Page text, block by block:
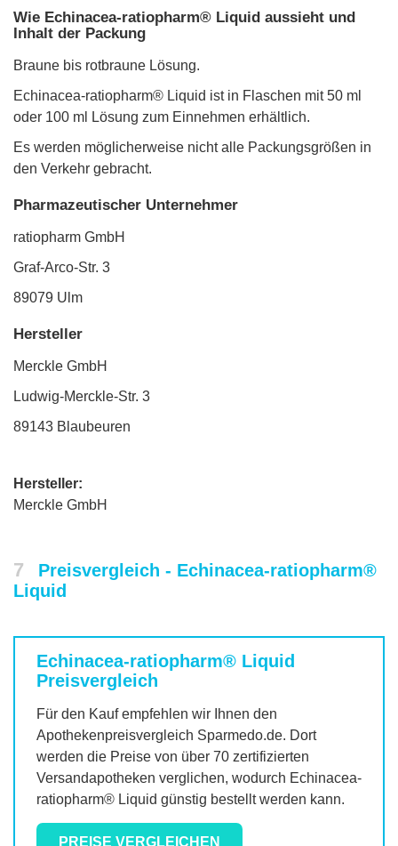
Wie Echinacea-ratiopharm® Liquid aussieht und
Inhalt der Packung
Braune bis rotbraune Lösung.
Echinacea-ratiopharm® Liquid ist in Flaschen mit 50 ml
oder 100 ml Lösung zum Einnehmen erhältlich.
Es werden möglicherweise nicht alle Packungsgrößen in
den Verkehr gebracht.
Pharmazeutischer Unternehmer
ratiopharm GmbH
Graf-Arco-Str. 3
89079 Ulm
Hersteller
Merckle GmbH
Ludwig-Merckle-Str. 3
89143 Blaubeuren
Hersteller:
Merckle GmbH
7
Preisvergleich - Echinacea-ratiopharm®
Liquid
Echinacea-ratiopharm® Liquid
Preisvergleich
Für den Kauf empfehlen wir Ihnen den
Apothekenpreisvergleich Sparmedo.de. Dort
werden die Preise von über 70 zertifizierten
Versandapotheken verglichen, wodurch Echinacea-
ratiopharm® Liquid günstig bestellt werden kann.
PREISE VERGLEICHEN